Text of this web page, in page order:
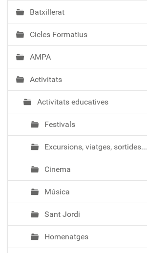
ó
Batxillerat
Cicles Formatius
AMPA
Activitats
Activitats educatives
Festivals
Excursions, viatges, sortides...
Cinema
Música
Sant Jordi
Homenatges